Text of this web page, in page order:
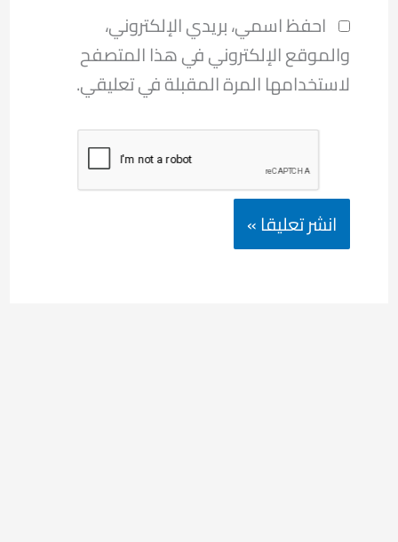
احفظ اسمي، بريدي الإلكتروني،
والموقع الإلكتروني في هذا المتصفح
لاستخدامها المرة المقبلة في تعليقي.